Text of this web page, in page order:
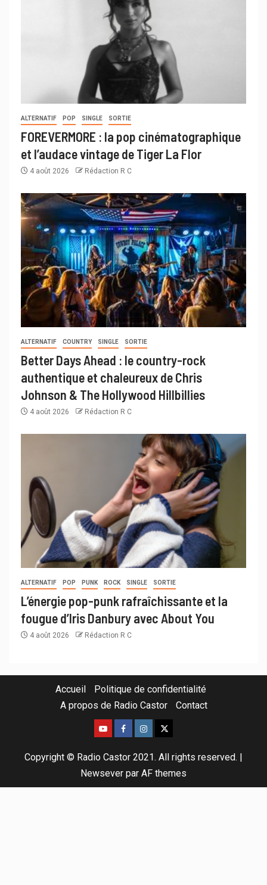
ALTERNATIF POP SINGLE SORTIE
FOREVERMORE : la pop cinématographique
et l’audace vintage de Tiger La Flor
4 août 2026 Rédaction R C
ALTERNATIF COUNTRY SINGLE SORTIE
Better Days Ahead : le country-rock
authentique et chaleureux de Chris
Johnson & The Hollywood Hillbillies
4 août 2026 Rédaction R C
ALTERNATIF POP PUNK ROCK SINGLE SORTIE
L’énergie pop-punk rafraîchissante et la
fougue d’Iris Danbury avec About You
4 août 2026 Rédaction R C
Accueil
Politique de confidentialité
A propos de Radio Castor
Contact
Copyright © Radio Castor 2021. All rights reserved. |
Newsever par AF themes